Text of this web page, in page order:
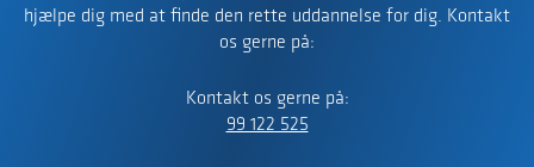
hjælpe dig med at finde den rette uddannelse for dig. Kontakt
os gerne på:
Kontakt os gerne på:
99 122 525